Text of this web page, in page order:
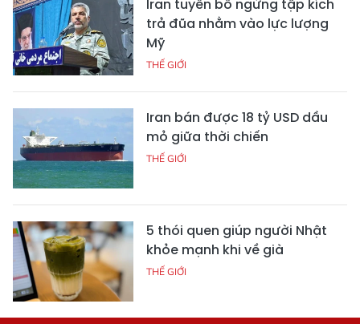
Iran tuyên bố ngừng tập kích
trả đũa nhằm vào lực lượng
Mỹ
THẾ GIỚI
Iran bán được 18 tỷ USD dầu
mỏ giữa thời chiến
THẾ GIỚI
5 thói quen giúp người Nhật
khỏe mạnh khi về già
THẾ GIỚI